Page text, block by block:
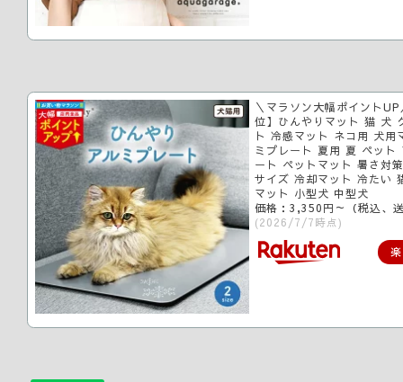
＼マラソン大幅ポイント
位】ひんやりマット 猫 犬
ト 冷感マット ネコ用 犬用
ミプレート 夏用 夏 ペット
ート ペットマット 暑さ対
サイズ 冷却マット 冷たい
マット 小型犬 中型犬
価格：3,350円～（税込、
(2026/7/7時点)